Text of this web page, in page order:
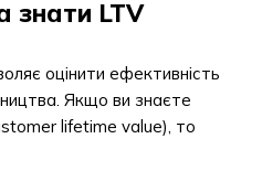
знати LTV
оцінити ефективність
Якщо ви знаєте
lifetime value), то